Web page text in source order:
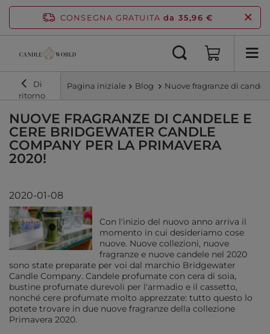
CONSEGNA GRATUITA da 35,96 €
Di
ritorno
Pagina iniziale Blog Nuove fragranze di
NUOVE FRAGRANZE DI CANDELE E
CERE BRIDGEWATER CANDLE
COMPANY PER LA PRIMAVERA
2020!
2020-01-08
Con l'inizio del nuovo anno arriva il
momento in cui desideriamo cose
nuove. Nuove collezioni, nuove
fragranze e nuove candele nel 2020
sono state preparate per voi dal marchio Bridgewater
Candle Company. Candele profumate con cera di soia,
bustine profumate durevoli per l'armadio e il cassetto,
nonché cere profumate molto apprezzate: tutto questo lo
potete trovare in due nuove fragranze della collezione
Primavera 2020.